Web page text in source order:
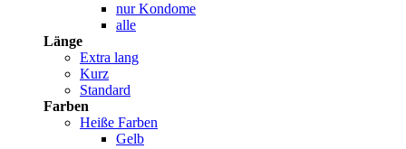
nur Kondome
alle
Länge
Extra lang
Kurz
Standard
Farben
Heiße Farben
Gelb